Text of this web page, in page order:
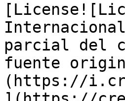
parcial del
fuente
(https://